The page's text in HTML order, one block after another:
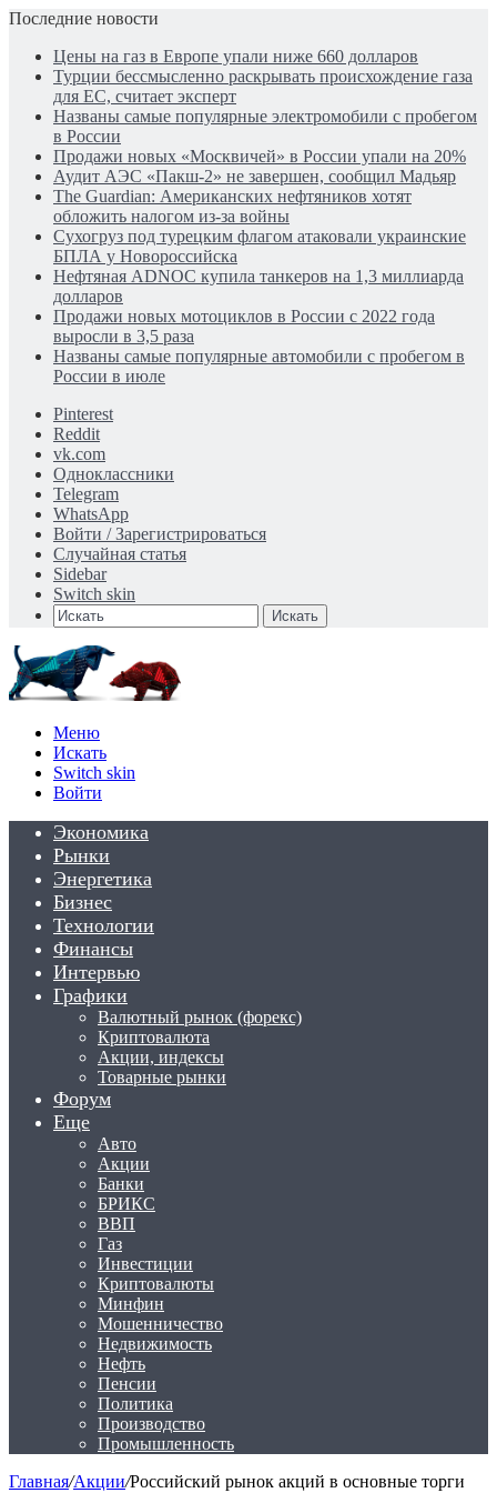
Последние новости
Цены на газ в Европе упали ниже 660 долларов
Турции бессмысленно раскрывать происхождение газа
для ЕС, считает эксперт
Названы самые популярные электромобили с пробегом
в России
Продажи новых «Москвичей» в России упали на 20%
Аудит АЭС «Пакш-2» не завершен, сообщил Мадьяр
The Guardian: Американских нефтяников хотят
обложить налогом из-за войны
Сухогруз под турецким флагом атаковали украинские
БПЛА у Новороссийска
Нефтяная ADNOC купила танкеров на 1,3 миллиарда
долларов
Продажи новых мотоциклов в России с 2022 года
выросли в 3,5 раза
Названы самые популярные автомобили с пробегом в
России в июле
Pinterest
Reddit
vk.com
Одноклассники
Telegram
WhatsApp
Войти / Зарегистрироваться
Случайная статья
Sidebar
Switch skin
Искать
Меню
Искать
Switch skin
Войти
Экономика
Рынки
Энергетика
Бизнес
Технологии
Финансы
Интервью
Графики
Валютный рынок (форекс)
Криптовалюта
Акции, индексы
Товарные рынки
Форум
Еще
Авто
Акции
Банки
БРИКС
ВВП
Газ
Инвестиции
Криптовалюты
Минфин
Мошенничество
Недвижимость
Нефть
Пенсии
Политика
Производство
Промышленность
Главная/Акции/Российский рынок акций в основные торги